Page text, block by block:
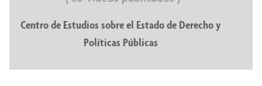
Centro de Estudios sobre el Estado de Derecho y
Políticas Públicas